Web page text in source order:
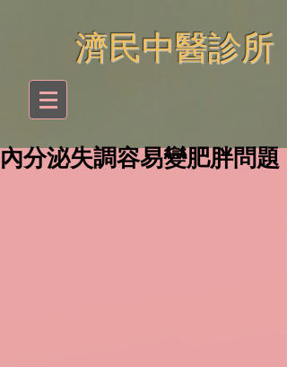
​濟民中醫診所
內分泌失調容易變肥胖問題